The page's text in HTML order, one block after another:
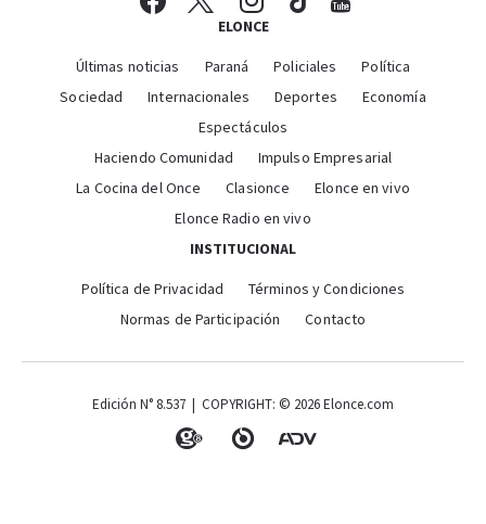
ELONCE
Últimas noticias Paraná Policiales
Política
Sociedad
Internacionales Deportes
Economía
Espectáculos
Haciendo Comunidad
Impulso Empresarial
La Cocina del Once
Clasionce
Elonce en vivo
Elonce Radio en vivo
INSTITUCIONAL
Política de Privacidad
Términos y Condiciones
Normas de Participación
Contacto
Edición N° 8.537 | COPYRIGHT: © 2026 Elonce.com